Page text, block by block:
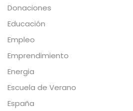
Donaciones
Educación
Empleo
Emprendimiento
Energia
Escuela de Verano
España